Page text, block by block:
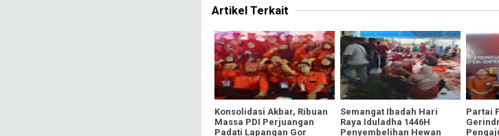
Artikel Terkait
Konsolidasi Akbar, Ribuan
Massa PDI Perjuangan
Padati Lapangan Gor
Semangat Ibadah Hari
Raya Iduladha 1446H
Penyembelihan Hewan
Partai